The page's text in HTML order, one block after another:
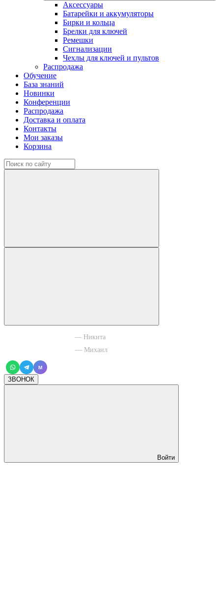
Аксессуары
Батарейки и аккумуляторы
Бирки и кольца
Брелки для ключей
Ремешки
Сигнализации
Чехлы для ключей и пультов
Распродажа
Обучение
База знаний
Новинки
Конференции
Распродажа
Доставка и оплата
Контакты
Мои заказы
Корзина
— Никита
— Михаил
M
ЗВОНОК
Войти